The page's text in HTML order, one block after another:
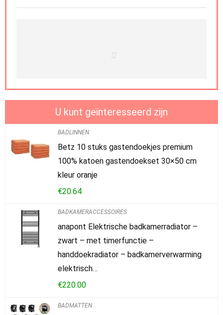
U kunt geïnteresseerd zijn
BADLINNEN
Betz 10 stuks gastendoekjes premium
100% katoen gastendoekset 30×50 cm
kleur oranje
€20.64
BADKAMERACCESSOIRES
anapont Elektrische badkamerradiator –
zwart – met timerfunctie –
handdoekradiator – badkamerverwarming
elektrisch…
€220.00
BADMATTEN